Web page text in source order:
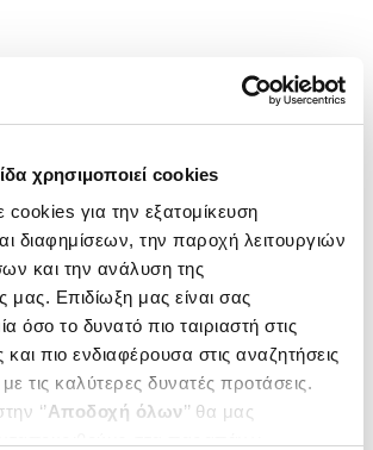
χρησιμοποιεί cookies
cookies για την εξατομίκευση
διαφημίσεων, την παροχή λειτουργιών
και την ανάλυση της
μας. Επιδίωξη μας είναι σας
όσο το δυνατό πιο ταιριαστή στις
και πιο ενδιαφέρουσα στις αναζητήσεις
τις καλύτερες δυνατές προτάσεις.
‘’Αποδοχή όλων’’ θα μας